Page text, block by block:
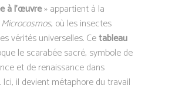
à l’œuvre» appartient à la
Microcosmos, où les insectes
vérités universelles. Cetableau
le scarabée sacré, symbole de
et de renaissance dans
Ici, il devient métaphore du travail